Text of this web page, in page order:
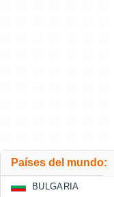
Países del mundo:
BULGARIA